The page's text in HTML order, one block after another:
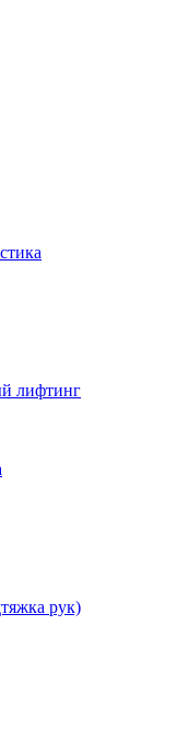
лифтинг
рук)